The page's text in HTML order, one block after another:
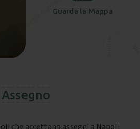
Guarda la Mappa
Assegno
che accettano assegni a Napoli